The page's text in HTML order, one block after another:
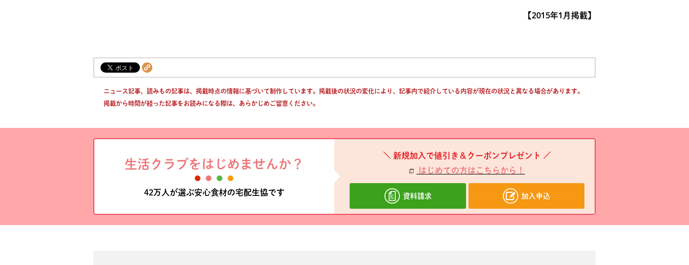
【2015年1月掲載】
ニュース記事、読みもの記事は、掲載時点の情報に基づいて制作しています。掲載後の状況の変化により、記事内で紹介している内容が現在の状況と異なる場合があります。
掲載から時間が経った記事をお読みになる際は、あらかじめご留意ください。
生活クラブをはじめませんか？
42万人が選ぶ安心食材の宅配生協です
新規加入で値引き＆クーポンプレゼント
はじめての方はこちらから！
資料請求 加入申込